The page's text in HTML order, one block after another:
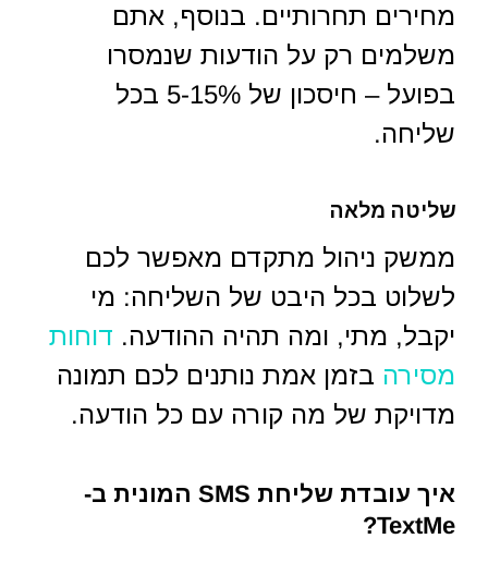
מחירים תחרותיים. בנוסף, אתם
משלמים רק על הודעות שנמסרו
בפועל – חיסכון של 5-15% בכל
שליחה.
שליטה מלאה
ממשק ניהול מתקדם מאפשר לכם
לשלוט בכל היבט של השליחה: מי
יקבל, מתי, ומה תהיה ההודעה. דוחות
מסירה בזמן אמת נותנים לכם תמונה
מדויקת של מה קורה עם כל הודעה.
איך עובדת שליחת SMS המונית ב-
TextMe?